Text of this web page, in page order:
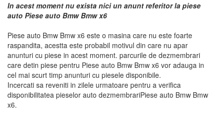
In acest moment nu exista nici un anunt referitor la piese
auto Piese auto Bmw Bmw x6
Piese auto Bmw Bmw x6 este o masina care nu este foarte
raspandita, acestta este probabil motivul din care nu apar
anunturi cu piese in acest moment. parcurile de dezmembrari
care detin piese pentru Piese auto Bmw Bmw x6 vor adauga in
cel mai scurt timp anunturi cu piesele disponibile.
Incercati sa reveniti in zilele urmatoare pentru a verifica
disponibilitatea pieselor auto dezmembrariPiese auto Bmw Bmw
x6.